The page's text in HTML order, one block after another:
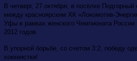
В четверг, 27 октября, в посёлке
между красноярским ХК «Локомотив-
Уфы в рамках женского Чемпионата России
2012 годов.
В упорной борьбе, со счетом 3:2, победу
хоккеистки!